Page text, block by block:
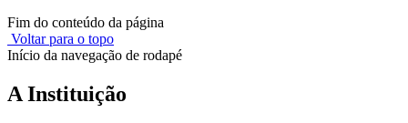
Fim do conteúdo da página
Voltar para o topo
Início da navegação de rodapé
A Instituição